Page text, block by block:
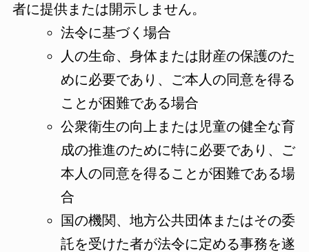
者に提供または開示しません。
法令に基づく場合
人の生命、身体または財産の保護のた
めに必要であり、ご本人の同意を得る
ことが困難である場合
公衆衛生の向上または児童の健全な育
成の推進のために特に必要であり、ご
本人の同意を得ることが困難である場
合
国の機関、地方公共団体またはその委
託を受けた者が法令に定める事務を遂